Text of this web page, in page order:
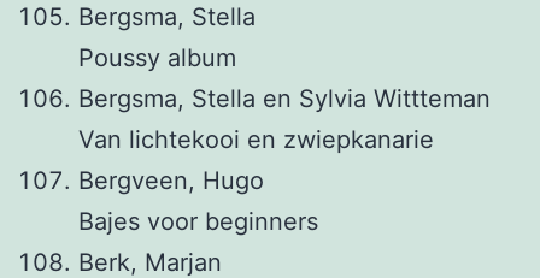
Bergsma, Stella
Poussy album
Bergsma, Stella en Sylvia Wittteman
Van lichtekooi en zwiepkanarie
Bergveen, Hugo
Bajes voor beginners
Berk, Marjan